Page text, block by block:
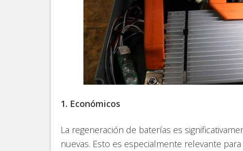
1. Económicos
La regeneración de baterías es
nuevas. Esto es especialmente relevante